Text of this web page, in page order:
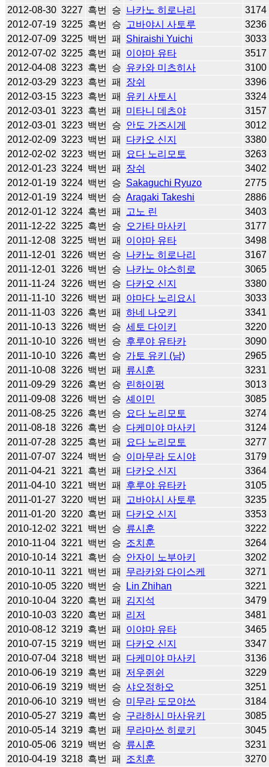
2012-08-30 3227 흑번 승 나카노 히로나리
3174
2012-07-19 3225 흑번 승 고바야시 사토루
3236
2012-07-09 3225 백번 패 Shiraishi Yuichi
3033
2012-07-02 3225 흑번 패 이야마 유타
3517
2012-04-08 3223 흑번 승 유카와 미츠히사
3100
2012-03-29 3223 흑번 패 장쉬
3396
2012-03-15 3223 흑번 패 유키 사토시
3324
2012-03-01 3223 흑번 패 미타니 데츠야
3157
2012-03-01 3223 백번 승 안도 가즈시게
3012
2012-02-09 3223 백번 패 다카오 신지
3380
2012-02-02 3223 백번 패 요다 노리모토
3263
2012-01-23 3224 백번 패 장쉬
3402
2012-01-19 3224 백번 승 Sakaguchi Ryuzo
2775
2012-01-19 3224 백번 승 Aragaki Takeshi
2886
2012-01-12 3224 흑번 패 고노 린
3403
2011-12-22 3225 흑번 승 오가타 마사키
3177
2011-12-08 3225 백번 패 이야마 유타
3498
2011-12-01 3226 백번 승 나카노 히로나리
3167
2011-12-01 3226 백번 승 나카노 야스히로
3065
2011-11-24 3226 백번 승 다카오 신지
3380
2011-11-10 3226 백번 패 야마다 노리요시
3033
2011-11-03 3226 흑번 패 하네 나오키
3341
2011-10-13 3226 백번 승 세토 다이키
3220
2011-10-10 3226 백번 승 후루야 유타카
3090
2011-10-10 3226 흑번 승 가토 유키 (남)
2965
2011-10-08 3226 백번 패 류시훈
3231
2011-09-29 3226 흑번 승 린하이펑
3013
2011-09-08 3226 백번 승 셰이민
3085
2011-08-25 3226 흑번 승 요다 노리모토
3274
2011-08-18 3226 흑번 승 다케미야 마사키
3124
2011-07-28 3225 흑번 패 요다 노리모토
3277
2011-07-07 3224 백번 승 이마무라 도시야
3179
2011-04-21 3221 흑번 패 다카오 신지
3364
2011-04-10 3221 백번 패 후루야 유타카
3105
2011-01-27 3220 백번 패 고바야시 사토루
3235
2011-01-20 3220 흑번 패 다카오 신지
3353
2010-12-02 3221 백번 승 류시훈
3222
2010-11-04 3221 백번 승 조치훈
3264
2010-10-14 3221 흑번 승 안자이 노부아키
3202
2010-10-11 3221 백번 패 무라카와 다이스케
3271
2010-10-05 3220 백번 승 Lin Zhihan
3221
2010-10-04 3220 흑번 패 김지석
3479
2010-10-03 3220 흑번 패 리저
3481
2010-08-12 3219 흑번 패 이야마 유타
3465
2010-07-15 3219 백번 패 다카오 신지
3347
2010-07-04 3218 백번 패 다케미야 마사키
3136
2010-06-19 3219 흑번 패 저우쥔쉰
3229
2010-06-19 3219 백번 승 샤오정하오
3251
2010-06-10 3219 백번 승 미무라 도모야쓰
3184
2010-05-27 3219 흑번 승 구라하시 마사유키
3085
2010-05-14 3219 흑번 패 무라마쓰 히로키
3045
2010-05-06 3219 백번 승 류시훈
3231
2010-04-19 3218 흑번 패 조치훈
3270